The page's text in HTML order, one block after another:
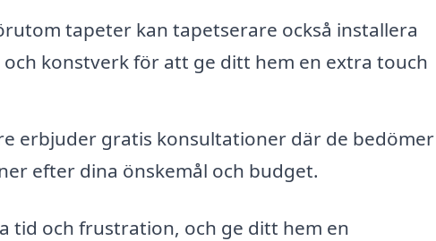
tapeter kan tapetserare också installera
konstverk för att ge ditt hem en extra touch
erbjuder gratis konsultationer där de bedömer
efter dina önskemål och budget.
tid och frustration, och ge ditt hem en